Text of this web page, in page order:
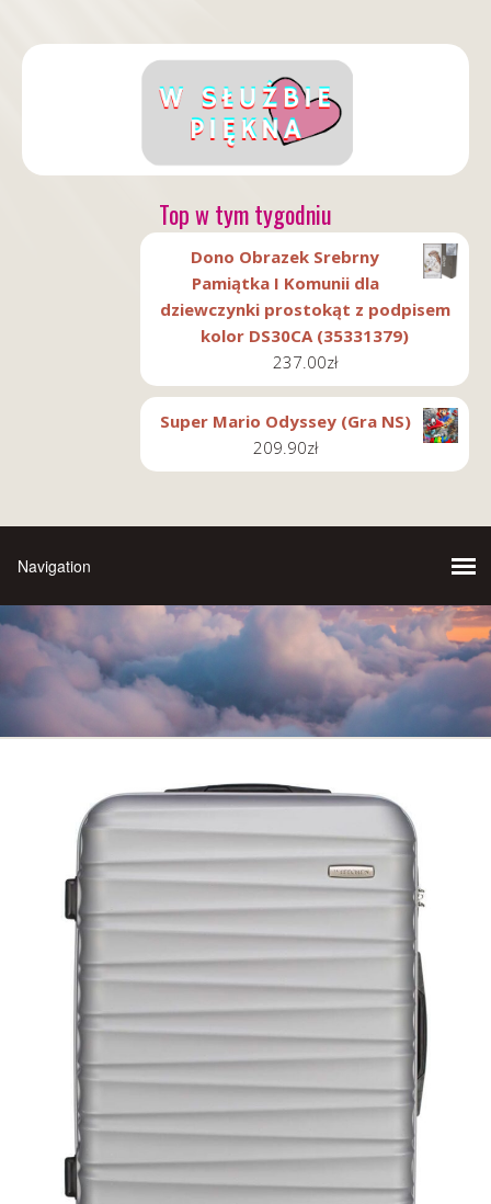
Top w tym tygodniu
Dono Obrazek Srebrny
Pamiątka I Komunii dla
dziewczynki prostokąt z podpisem
kolor DS30CA (35331379)
237.00zł
Super Mario Odyssey (Gra NS)
209.90zł